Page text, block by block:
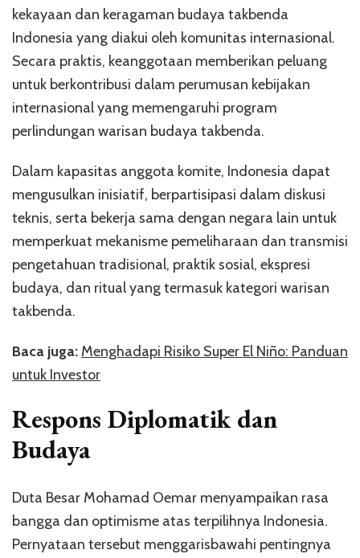
kekayaan dan keragaman budaya takbenda
Indonesia yang diakui oleh komunitas internasional.
Secara praktis, keanggotaan memberikan peluang
untuk berkontribusi dalam perumusan kebijakan
internasional yang memengaruhi program
perlindungan warisan budaya takbenda.
Dalam kapasitas anggota komite, Indonesia dapat
mengusulkan inisiatif, berpartisipasi dalam diskusi
teknis, serta bekerja sama dengan negara lain untuk
memperkuat mekanisme pemeliharaan dan transmisi
pengetahuan tradisional, praktik sosial, ekspresi
budaya, dan ritual yang termasuk kategori warisan
takbenda.
Baca juga: Menghadapi Risiko Super El Niño: Panduan
untuk Investor
Respons Diplomatik dan
Budaya
Duta Besar Mohamad Oemar menyampaikan rasa
bangga dan optimisme atas terpilihnya Indonesia.
Pernyataan tersebut menggarisbawahi pentingnya